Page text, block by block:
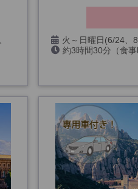
火～日曜日(6/24、
25・26、1/6、および
約3時間30分（食事